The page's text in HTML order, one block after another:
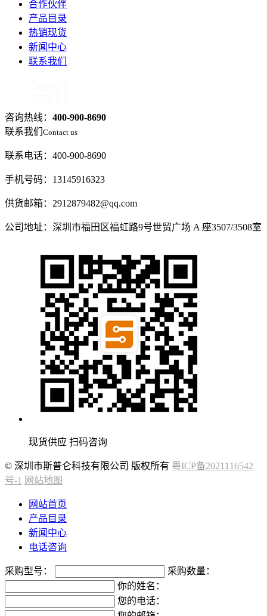
合作伙伴
产品目录
热销现货
新闻中心
联系我们
咨询热线： 400-900-8690
联系我们 Contact us
联系电话：400-900-8690
手机号码：13145916323
供货邮箱：2912879482@qq.com
公司地址：深圳市福田区福虹路9号世贸广场 A 座3507/3508室
现货供应 扫码咨询
© 深圳市斯普仑科技有限公司 版权所有 粤ICP备2021116542
号-1 网站地图
网站首页
产品目录
新闻中心
电话咨询
采购型号：
采购数量：
你的姓名：
您的电话：